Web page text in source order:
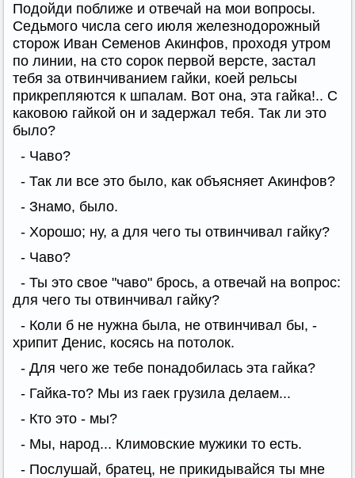
Подойди поближе и отвечай на мои вопросы.
Седьмого числа сего июля железнодорожный
сторож Иван Семенов Акинфов, проходя утром
по линии, на сто сорок первой версте, застал
тебя за отвинчиванием гайки, коей рельсы
прикрепляются к шпалам. Вот она, эта гайка!.. С
каковою гайкой он и задержал тебя. Так ли это
было?
- Чаво?
- Так ли все это было, как объясняет Акинфов?
- Знамо, было.
- Хорошо; ну, а для чего ты отвинчивал гайку?
- Чаво?
- Ты это свое "чаво" брось, а отвечай на вопрос:
для чего ты отвинчивал гайку?
- Коли б не нужна была, не отвинчивал бы, -
хрипит Денис, косясь на потолок.
- Для чего же тебе понадобилась эта гайка?
- Гайка-то? Мы из гаек грузила делаем...
- Кто это - мы?
- Мы, народ... Климовские мужики то есть.
- Послушай, братец, не прикидывайся ты мне